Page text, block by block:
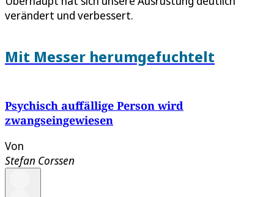
verändert und verbessert.
Mit Messer herumgefuchtelt
Psychisch auffällige Person wird
zwangseingewiesen
Von
Stefan Corssen